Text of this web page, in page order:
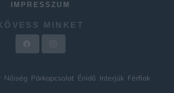
IMPRESSZUM
MINKET
Nőiség Párkapcsolat Énidő Interjúk Férfiak